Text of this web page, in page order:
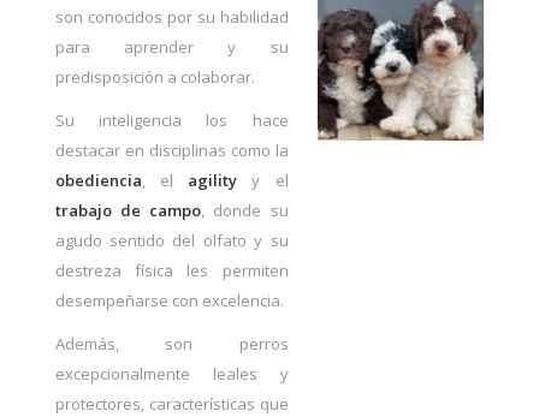
son conocidos por su habilidad
para aprender y su
predisposición a colaborar.
Su inteligencia los hace
destacar en disciplinas como la
obediencia, el agility y el
trabajo de campo, donde su
agudo sentido del olfato y su
destreza física les permiten
desempeñarse con excelencia.
Además, son perros
excepcionalmente leales y
protectores, características que